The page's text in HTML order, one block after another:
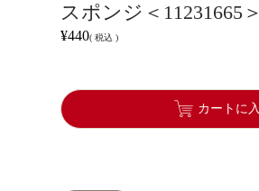
スポンジ＜11231665＞
¥440 税込
カートに